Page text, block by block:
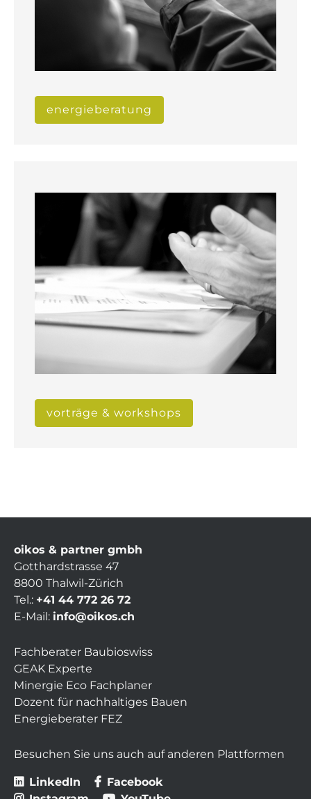
energieberatung
vorträge & workshops
oikos & partner gmbh
Gotthardstrasse 47
8800 Thalwil-Zürich
Tel.: +41 44 772 26 72
E-Mail: info@oikos.ch
Fachberater Baubioswiss
GEAK Experte
Minergie Eco Fachplaner
Dozent für nachhaltiges Bauen
Energieberater FEZ
Besuchen Sie uns auch auf anderen Plattformen
LinkedIn
Facebook